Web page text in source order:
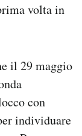
volta in
il 29 maggio
con
individuare